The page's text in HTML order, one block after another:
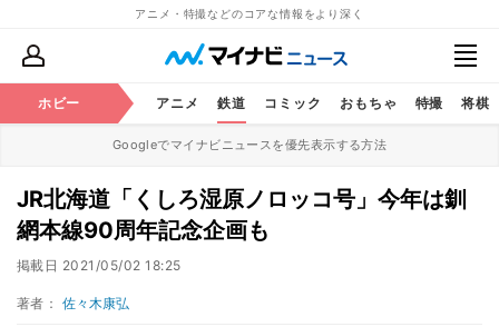
アニメ・特撮などのコアな情報をより深く
ホビー アニメ 鉄道 コミック おもちゃ 特撮 将棋
Googleでマイナビニュースを優先表示する方法
JR北海道「くしろ湿原ノロッコ号」今年は釧
網本線90周年記念企画も
掲載日 2021/05/02 18:25
著者： 佐々木康弘